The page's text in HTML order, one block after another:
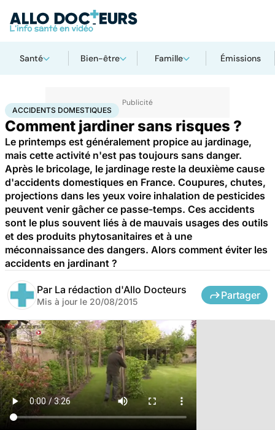
Santé Bien-être Famille Émissions
AccueilSanté MaladiesAccidents domestiques
ACCIDENTS DOMESTIQUES
Comment jardiner sans risques ?
Le printemps est généralement propice au jardinage,
mais cette activité n'est pas toujours sans danger.
Après le bricolage, le jardinage reste la deuxième cause
d'accidents domestiques en France. Coupures, chutes,
projections dans les yeux voire inhalation de pesticides
peuvent venir gâcher ce passe-temps. Ces accidents
sont le plus souvent liés à de mauvais usages des outils
et des produits phytosanitaires et à une
méconnaissance des dangers. Alors comment éviter les
accidents en jardinant ?
Par La rédaction d'Allo Docteurs
Mis à jour le 20/08/2015
Partager